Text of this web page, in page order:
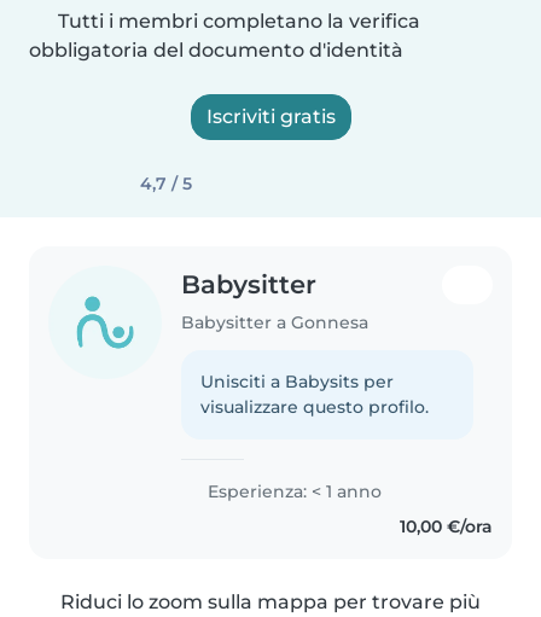
Tutti i membri completano la verifica
obbligatoria del documento d'identità
Iscriviti gratis
4,7 / 5
Babysitter
Babysitter a Gonnesa
Unisciti a Babysits per
visualizzare questo profilo.
Esperienza: < 1 anno
10,00 €/ora
Riduci lo zoom sulla mappa per trovare più